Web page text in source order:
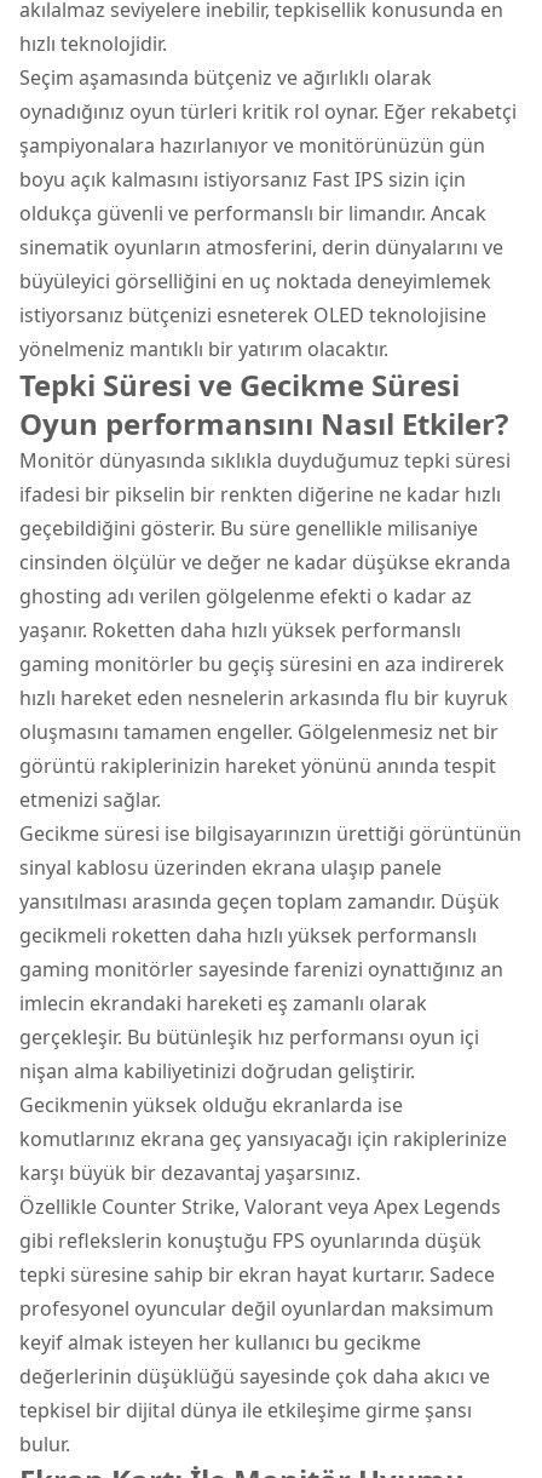
akılalmaz seviyelere inebilir, tepkisellik konusunda en
hızlı teknolojidir.
Seçim aşamasında bütçeniz ve ağırlıklı olarak
oynadığınız oyun türleri kritik rol oynar. Eğer rekabetçi
şampiyonalara hazırlanıyor ve monitörünüzün gün
boyu açık kalmasını istiyorsanız Fast IPS sizin için
oldukça güvenli ve performanslı bir limandır. Ancak
sinematik oyunların atmosferini, derin dünyalarını ve
büyüleyici görselliğini en uç noktada deneyimlemek
istiyorsanız bütçenizi esneterek OLED teknolojisine
yönelmeniz mantıklı bir yatırım olacaktır.
Tepki Süresi ve Gecikme Süresi
Oyun performansını Nasıl Etkiler?
Monitör dünyasında sıklıkla duyduğumuz tepki süresi
ifadesi bir pikselin bir renkten diğerine ne kadar hızlı
geçebildiğini gösterir. Bu süre genellikle milisaniye
cinsinden ölçülür ve değer ne kadar düşükse ekranda
ghosting adı verilen gölgelenme efekti o kadar az
yaşanır. Roketten daha hızlı yüksek performanslı
gaming monitörler bu geçiş süresini en aza indirerek
hızlı hareket eden nesnelerin arkasında flu bir kuyruk
oluşmasını tamamen engeller. Gölgelenmesiz net bir
görüntü rakiplerinizin hareket yönünü anında tespit
etmenizi sağlar.
Gecikme süresi ise bilgisayarınızın ürettiği görüntünün
sinyal kablosu üzerinden ekrana ulaşıp panele
yansıtılması arasında geçen toplam zamandır. Düşük
gecikmeli roketten daha hızlı yüksek performanslı
gaming monitörler sayesinde farenizi oynattığınız an
imlecin ekrandaki hareketi eş zamanlı olarak
gerçekleşir. Bu bütünleşik hız performansı oyun içi
nişan alma kabiliyetinizi doğrudan geliştirir.
Gecikmenin yüksek olduğu ekranlarda ise
komutlarınız ekrana geç yansıyacağı için rakiplerinize
karşı büyük bir dezavantaj yaşarsınız.
Özellikle Counter Strike, Valorant veya Apex Legends
gibi reflekslerin konuştuğu FPS oyunlarında düşük
tepki süresine sahip bir ekran hayat kurtarır. Sadece
profesyonel oyuncular değil oyunlardan maksimum
keyif almak isteyen her kullanıcı bu gecikme
değerlerinin düşüklüğü sayesinde çok daha akıcı ve
tepkisel bir dijital dünya ile etkileşime girme şansı
bulur.